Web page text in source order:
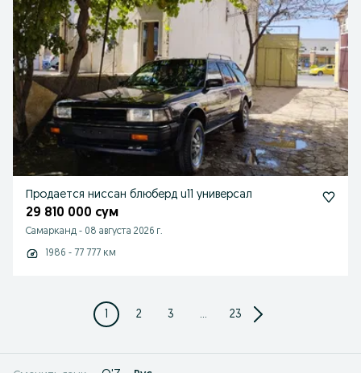
Продается ниссан блюберд u11 универсал
29 810 000 сум
Самарканд - 08 августа 2026 г.
1986 - 77 777 км
1 2 3 ... 23